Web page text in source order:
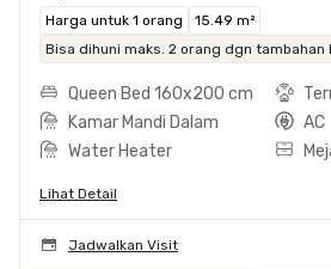
Harga untuk 1 orang
15.49 m²
Bisa dihuni maks. 2 orang dgn tambahan
Queen Bed 160x200 cm
Kamar Mandi Dalam
AC
Water Heater
Lihat Detail
Jadwalkan Visit